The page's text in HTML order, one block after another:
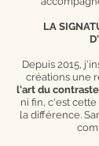
LA
Depuis 2015,
créations une
l'art du contraste
ni fin, c'est
la différence.